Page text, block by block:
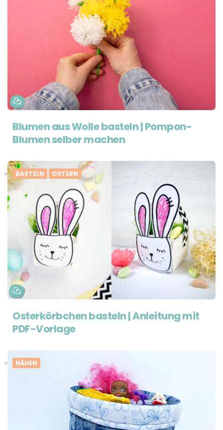
Blumen aus Wolle basteln | Pompon-
Blumen selber machen
BASTELN OSTERN
Osterkörbchen basteln | Anleitung mit
PDF-Vorlage
NÄHEN